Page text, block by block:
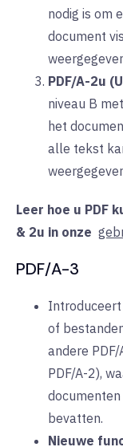
nodig is om
document
PDF/A-2u
niveau B
het
alle tekst
Leer hoe u PDF
& 2u in onze
PDF/A-3
Introduceert
of
andere
PDF/A-2),
bevatten.
Nieuwe